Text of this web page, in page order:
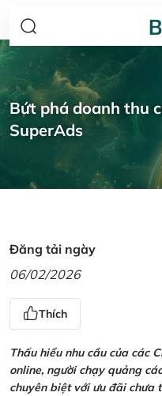
Bứt phá doanh thu
SuperAds
Đăng tải ngày
06/02/2026
Thích
Thấu hiểu nhu cầu của các
online, người chạy quảng
chuyên biệt với ưu đãi chưa